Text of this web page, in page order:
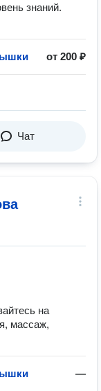
знаний.
от 200 ₽
Чат
на
массаж,
—